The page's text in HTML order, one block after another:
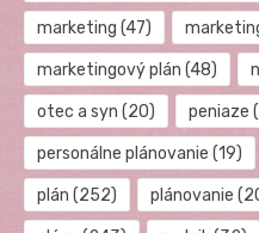
marketing (47)
marketingový plán (48)
otec a syn (20) peniaze
personálne plánovanie (19)
plán (252) plánovanie